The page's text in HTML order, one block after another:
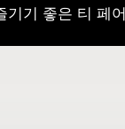
기기 좋은 티 페